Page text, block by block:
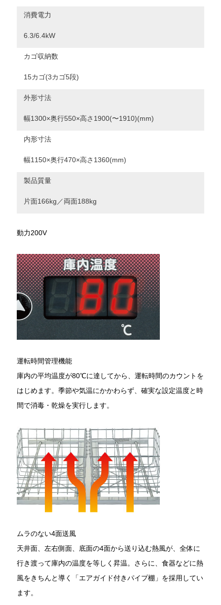
消費電力
6.3/6.4kW
カゴ収納数
15カゴ(3カゴ5段)
外形寸法
幅1300×奥行550×高さ1900(〜1910)(mm)
内形寸法
幅1150×奥行470×高さ1360(mm)
製品質量
片面166kg／両面188kg
動力200V
運転時間管理機能
庫内の平均温度が80℃に達してから、運転時間のカウントを
はじめます。季節や気温にかかわらず、確実な設定温度と時
間で消毒・乾燥を実行します。
ムラのない4面送風
天井面、左右側面、底面の4面から送り込む熱風が、全体に
行き渡って庫内の温度を等しく昇温。さらに、食器などに熱
風をきちんと導く「エアガイド付きパイプ棚」を採用してい
ます。